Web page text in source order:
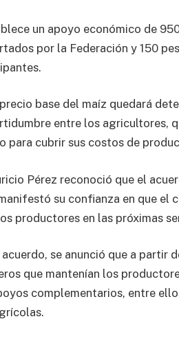
un apoyo económico de
por la Federación y 150
base del maíz quedará
entre los agricultores,
para cubrir sus costos de
Pérez reconoció que el
su confianza en que
productores en las próximas
se anunció que a partir
que mantenían los
complementarios, entre